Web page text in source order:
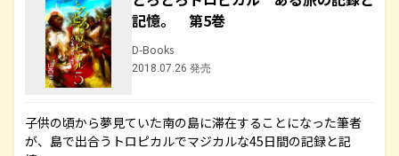
記憶。 第5巻
D-Books
2018.07.26 発売
子供の頃から夢見ていた南の島に滞在することになった筆者
が、島で出合うトロピカルでマジカルな45日間の記録と記